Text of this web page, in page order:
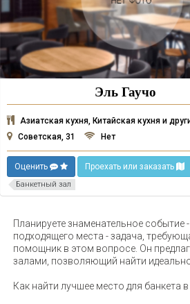
Эль Гаучо
Азиатская кухня, Китайская кухня и
Советская, 31
Нет
Оценить Проехать или заказать
Банкетный зал
Планируете знаменательное
подходящего места - задача,
помощник в этом вопросе. Он
залами, позволяющий найти
Как найти лучшее место для банкета